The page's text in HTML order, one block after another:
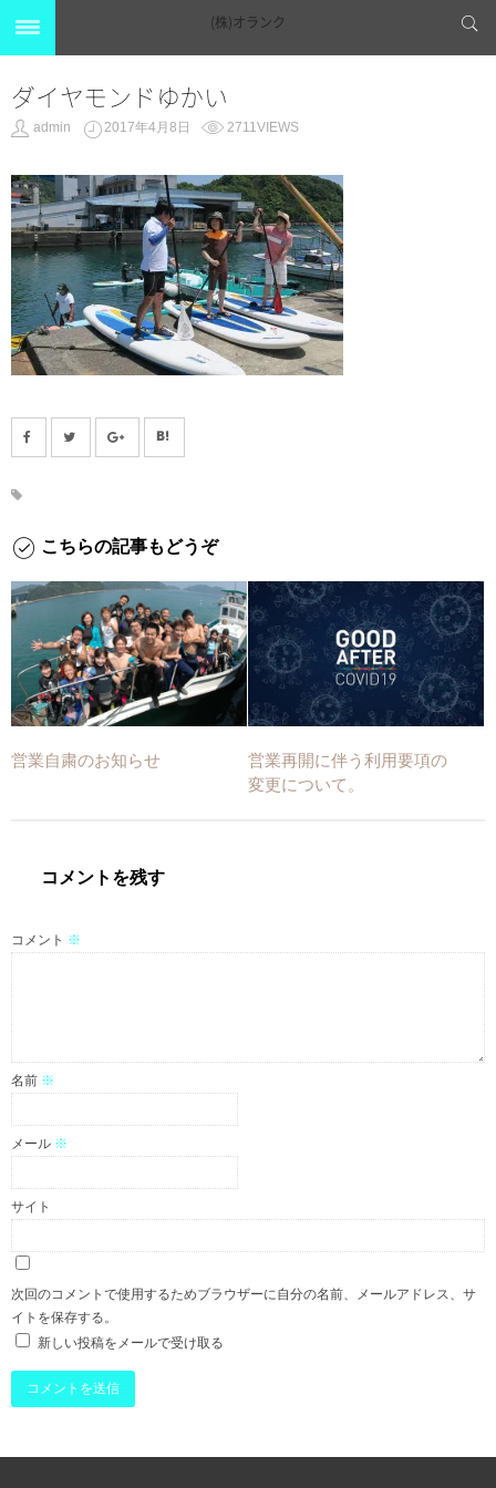
(株)オランク
ダイヤモンドゆかい
admin 2017年4月8日 2711VIEWS
こちらの記事もどうぞ
営業自粛のお知らせ
営業再開に伴う利用要項の
変更について。
コメントを残す
コメント ※
名前 ※
メール ※
サイト
次回のコメントで使用するためブラウザーに自分の名前、メールアドレス、サ
イトを保存する。
新しい投稿をメールで受け取る